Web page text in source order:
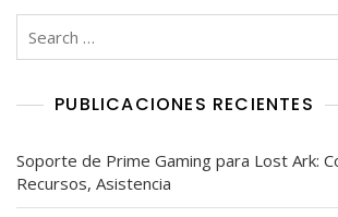
PUBLICACIONES RECIENTES
Soporte de Prime Gaming para Lost Ark:
Recursos, Asistencia